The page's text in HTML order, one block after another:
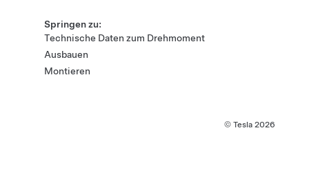
Springen zu:
Technische Daten zum Drehmoment
Ausbauen
Montieren
© Tesla 2026